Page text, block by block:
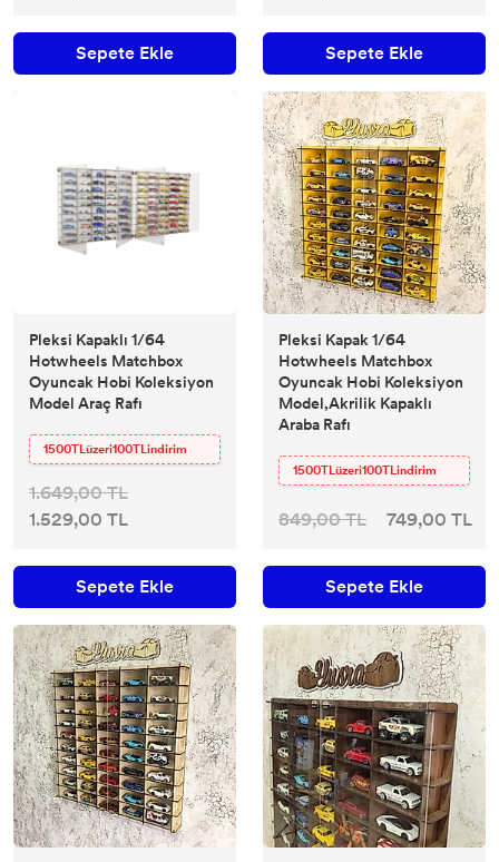
Sepete Ekle Sepete Ekle
Pleksi Kapaklı 1/64
Hotwheels Matchbox
Oyuncak Hobi Koleksiyon
Model Araç Rafı
1500TLüzeri100TLindirim
1.649,00 TL
1.529,00 TL
Sepete Ekle
Pleksi Kapak 1/64
Hotwheels Matchbox
Oyuncak Hobi Koleksiyon
Model,Akrilik Kapaklı
Araba Rafı
1500TLüzeri100TLindirim
849,00 TL 749,00 TL
Sepete Ekle